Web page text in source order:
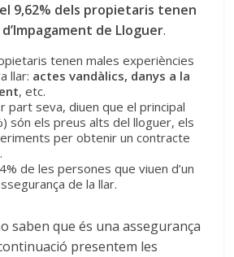
9,62% dels propietaris tenen
de Lloguer.
tenen males experiències
llar: actes vandàlics, danys a la
, etc.
part seva, diuen que el principal
són els preus alts del lloguer, els
per obtenir un contracte
de les persones que viuen d’un
de la llar.
saben que és una assegurança
presentem les